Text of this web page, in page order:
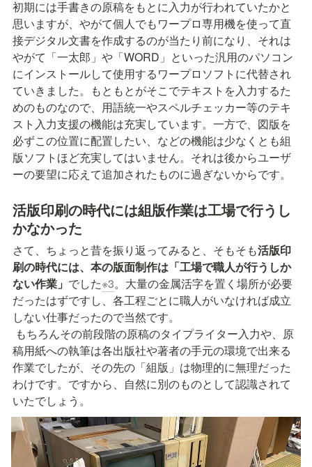
初期には手書きの原稿をもとに入力が行われていたかと
思いますが、やがて個人でもワープロ専用機を使って直
接デジタル文書を作成するのが当たり前になり、それは
やがて「一太郎」や「WORD」といった汎用のパソコン
にインストールして使用するワープロソフトに代替され
ていきました。もともとがそこでテキストを入力するた
めのものなので、用語統一やスペルチェッカー等のテキ
スト入力支援の機能は充実しています。一方で、図版を
必ずこの位置に配置したい、などの機能は少なくとも組
版ソフトほど充実してはいません。それは後からユーザ
ーの要望に応えて追加されたものに過ぎないからです。
活版印刷の時代には組版作業は工場で行うし
かなかった
さて、ちょっと昔を振り返ってみると、そもそも活版印
刷の時代には、本の版面制作は「工場で職人が行うしか
ない作業」 でした※3。大量の金属活字を置く場所が必要
だったはずですし、各工程ごとに職人がいなければ成立
しない仕事だったので当然です。
稿用紙への執筆は各出版社や著者の手元の環境で出来る
作業でしたが、その先の「組版」は物理的に無理だった
わけです。ですから、自然に別のものとして認識されて
いたでしょう。